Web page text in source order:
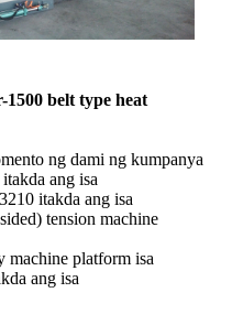
belt type heat
ng dami ng kumpanya
ang isa
itakda ang isa
tension machine
machine platform isa
ang isa